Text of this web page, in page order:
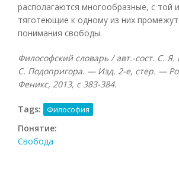
располагаются многообразные, с той
тяготеющие к одному из них
понимания свободы.
Философский словарь / авт.-сост. С.
С. Подопригора. — Изд. 2-е, стер. —
Феникс, 2013, с 383-384.
Tags: Философия
Понятие:
Свобода